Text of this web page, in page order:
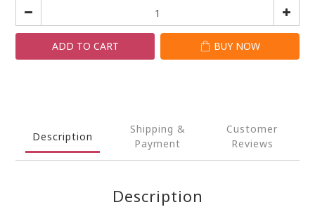
ADD TO CART BUY NOW
Description
Shipping &
Payment
Customer
Reviews
Description